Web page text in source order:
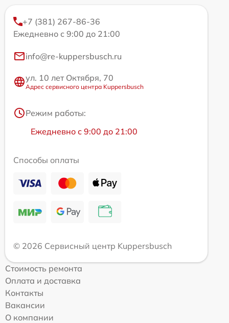
+7 (381) 267-86-36
Ежедневно с 9:00 до 21:00
info@re-kuppersbusch.ru
ул. 10 лет Октября, 70
Адрес сервисного центра Kuppersbusch
Режим работы:
Ежедневно с 9:00 до 21:00
Способы оплаты
© 2026 Сервисный центр Kuppersbusch
Стоимость ремонта
Оплата и доставка
Контакты
Вакансии
О компании